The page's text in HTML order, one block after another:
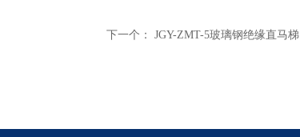
下一个： JGY-ZMT-5玻璃钢绝缘直马梯